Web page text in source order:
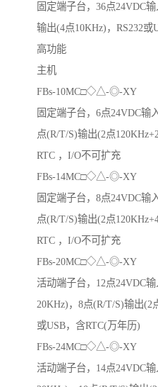
固定端子台，36点24VDC
输出(4点10KHz)，RS232
高功能
主机
FBs-10MC□◇△-◎-XY
固定端子台，6点24VDC输
点(R/T/S)输出(2点
RTC ，I/O不可扩充
FBs-14MC□◇△-◎-XY
固定端子台，8点24VDC输
点(R/T/S)输出(2点
RTC ，I/O不可扩充
FBs-20MC□◇△-◎-XY
活动端子台，12点24VDC
20KHz)，8点(R/T/S)输出(2
或USB，含RTC(万年历)
FBs-24MC□◇△-◎-XY
活动端子台，14点24VDC